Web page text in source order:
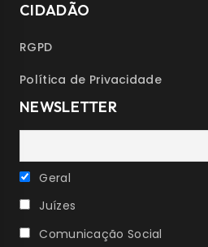
CIDADÃO
RGPD
Política de Privacidade
NEWSLETTER
Geral
Juízes
Comunicação Social